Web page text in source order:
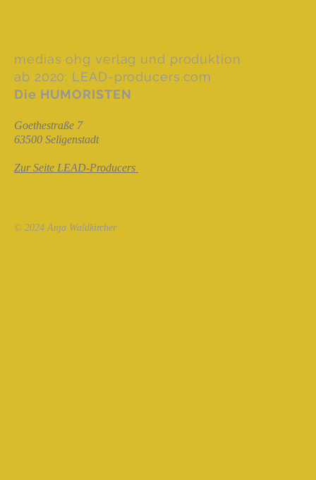
medias ohg verlag und produktion
ab 2020: LEAD-producers.com
Die HUMORISTEN
Goethestraße 7
63500 Seligenstadt
Zur Seite LEAD-Producers
© 2024 Anja Waldkircher